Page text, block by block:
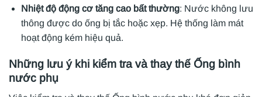
Nhiệt độ động cơ tăng cao bất thường: Nước không lưu
thông được do ống bị tắc hoặc xẹp. Hệ thống làm mát
hoạt động kém hiệu quả.
Những lưu ý khi kiểm tra và thay thế Ống bình
nước phụ